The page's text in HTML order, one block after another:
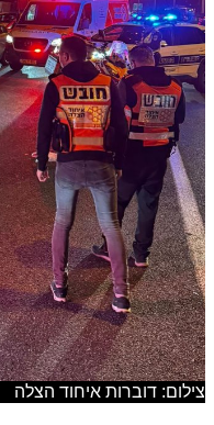
צילום: דוברות איחוד הצלה